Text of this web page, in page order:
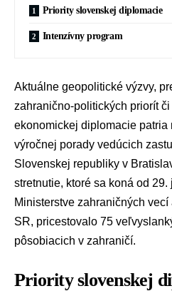
Priority slovenskej diplomacie
Intenzívny program
Aktuálne geopolitické výzvy,
zahranično-politických priorít
ekonomickej diplomacie patria
výročnej porady vedúcich
Slovenskej republiky v
stretnutie, ktoré sa koná od
Ministerstve zahraničných
SR, pricestovalo 75
pôsobiacich v zahraničí.
Priority slovenskej